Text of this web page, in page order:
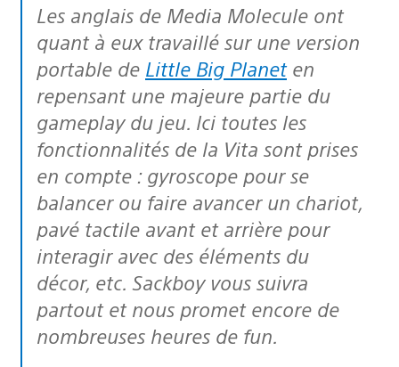
Les anglais de Media Molecule ont
quant à eux travaillé sur une version
portable de Little Big Planeten
repensant une majeure partie du
gameplay du jeu. Ici toutes les
fonctionnalités de la Vita sont prises
en compte : gyroscope pour se
balancer ou faire avancer un chariot,
pavé tactile avant et arrière pour
interagir avec des éléments du
décor, etc. Sackboy vous suivra
partout et nous promet encore de
nombreuses heures de fun.